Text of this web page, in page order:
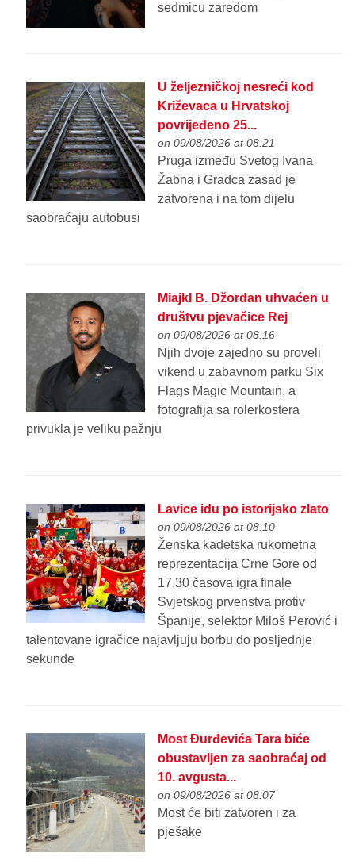
sedmicu zaredom
U željezničkoj nesreći kod
Križevaca u Hrvatskoj
povrijeđeno 25...
on 09/08/2026 at 08:21
Pruga između Svetog Ivana
Žabna i Gradca zasad je
zatvorena i na tom dijelu
saobraćaju autobusi
Miajkl B. Džordan uhvaćen u
društvu pjevačice Rej
on 09/08/2026 at 08:16
Njih dvoje zajedno su proveli
vikend u zabavnom parku Six
Flags Magic Mountain, a
fotografija sa rolerkostera
privukla je veliku pažnju
Lavice idu po istorijsko zlato
on 09/08/2026 at 08:10
Ženska kadetska rukometna
reprezentacija Crne Gore od
17.30 časova igra finale
Svjetskog prvenstva protiv
Španije, selektor Miloš Perović i
talentovane igračice najavljuju borbu do posljednje
sekunde
Most Đurđevića Tara biće
obustavljen za saobraćaj od
10. avgusta...
on 09/08/2026 at 08:07
Most će biti zatvoren i za
pješake